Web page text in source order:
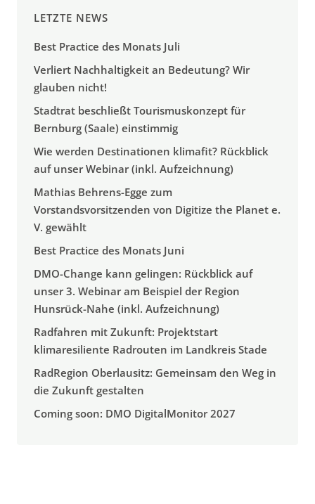
LETZTE NEWS
Best Practice des Monats Juli
Verliert Nachhaltigkeit an Bedeutung? Wir
glauben nicht!
Stadtrat beschließt Tourismuskonzept für
Bernburg (Saale) einstimmig
Wie werden Destinationen klimafit? Rückblick
auf unser Webinar (inkl. Aufzeichnung)
Mathias Behrens-Egge zum
Vorstandsvorsitzenden von Digitize the Planet e.
V. gewählt
Best Practice des Monats Juni
DMO-Change kann gelingen: Rückblick auf
unser 3. Webinar am Beispiel der Region
Hunsrück-Nahe (inkl. Aufzeichnung)
Radfahren mit Zukunft: Projektstart
klimaresiliente Radrouten im Landkreis Stade
RadRegion Oberlausitz: Gemeinsam den Weg in
die Zukunft gestalten
Coming soon: DMO DigitalMonitor 2027